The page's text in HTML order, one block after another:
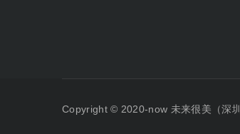
Copyright © 2020-now 未来很美（深